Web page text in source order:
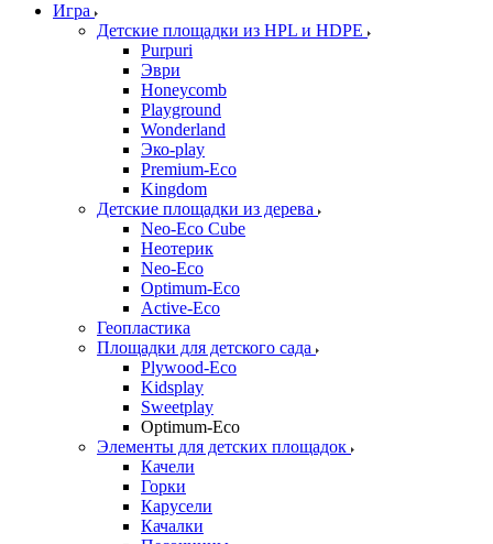
Игра
Детские площадки из HPL и HDPE
Purpuri
Эври
Honeycomb
Playground
Wonderland
Эко-play
Premium-Eco
Kingdom
Детские площадки из дерева
Neo-Eco Cube
Неотерик
Neo-Eco
Оptimum-Еco
Active-Eco
Геопластика
Площадки для детского сада
Plywood-Eco
Kidsplay
Sweetplay
Оptimum-Еco
Элементы для детских площадок
Качели
Горки
Карусели
Качалки